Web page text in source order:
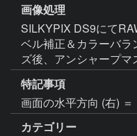
画像処理
SILKYPIX DS9にて
ベル補正＆カラーバラ
ズ後、アンシャープマ
特記事項
画面の水平方向 (右)
カテゴリー